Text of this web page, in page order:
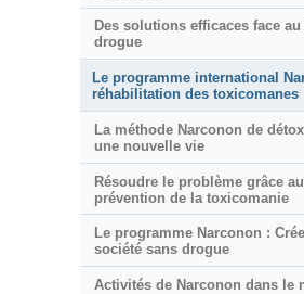
Des solutions efficaces face
drogue
Le programme international
réhabilitation des toxicomanes
La méthode Narconon de
une nouvelle vie
Résoudre le problème grâce
prévention de la toxicomanie
Le programme Narconon :
société sans drogue
Activités de Narconon dans le